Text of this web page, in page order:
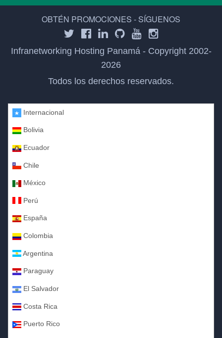
OBTÉN PROMOCIONES - SÍGUENOS
Infranetworking Hosting Panamá - Copyright 2002-
2026
Todos los derechos reservados.
Internacional
Bolivia
Ecuador
Chile
México
Perú
España
Colombia
Argentina
Paraguay
El Salvador
Costa Rica
Puerto Rico